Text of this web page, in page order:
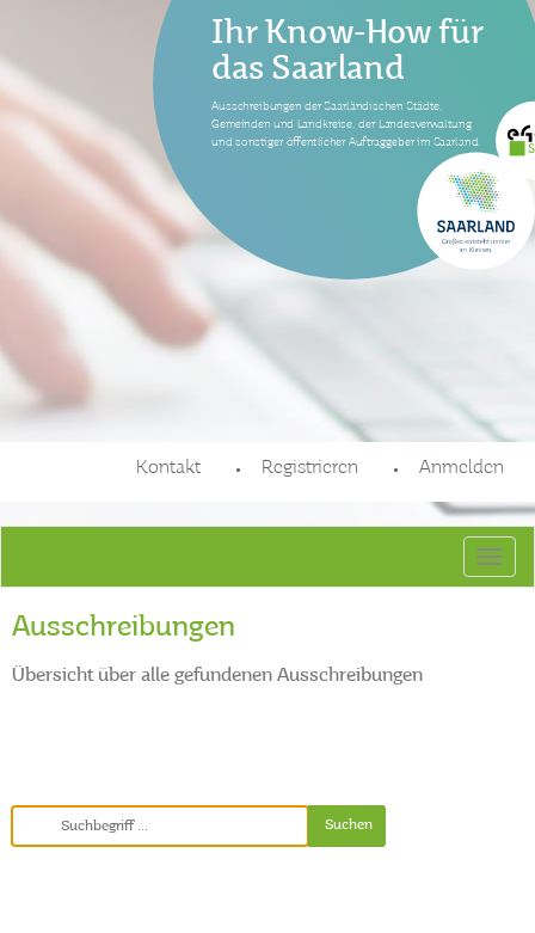
Ihr Know-How für
das Saarland
Ausschreibungen der Saarländischen Städte,
Gemeinden und Landkreise, der Landesverwaltung
und sonstiger öffentlicher Auftraggeber im Saarland.
Kontakt Registrieren Anmelden
Ausschreibungen
Übersicht über alle gefundenen Ausschreibungen